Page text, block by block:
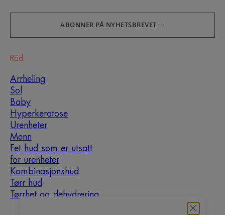
ABONNER PÅ NYHETSBREVET
Råd
Arrheling
Sol
Baby
Hyperkeratose
Urenheter
Menn
Fet hud som er utsatt
for urenheter
Kombinasjonshud
Tørr hud
Tørrhet og dehydrering